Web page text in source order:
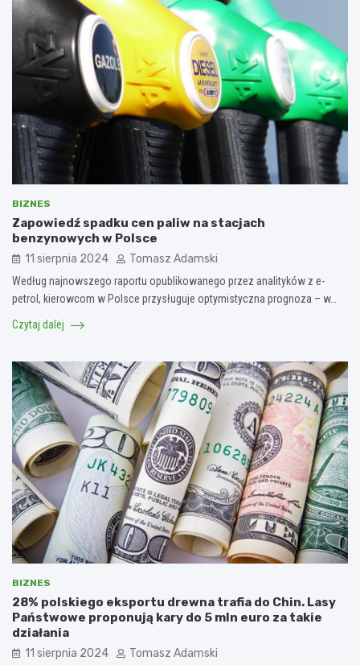
BIZNES
Zapowiedź spadku cen paliw na stacjach
benzynowych w Polsce
11 sierpnia 2024 Tomasz Adamski
Według najnowszego raportu opublikowanego przez analityków z e-
petrol, kierowcom w Polsce przysługuje optymistyczna prognoza – w…
Czytaj dalej
BIZNES
28% polskiego eksportu drewna trafia do Chin. Lasy
Państwowe proponują kary do 5 mln euro za takie
działania
11 sierpnia 2024 Tomasz Adamski